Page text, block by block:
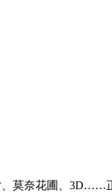
奈花圃、3D……